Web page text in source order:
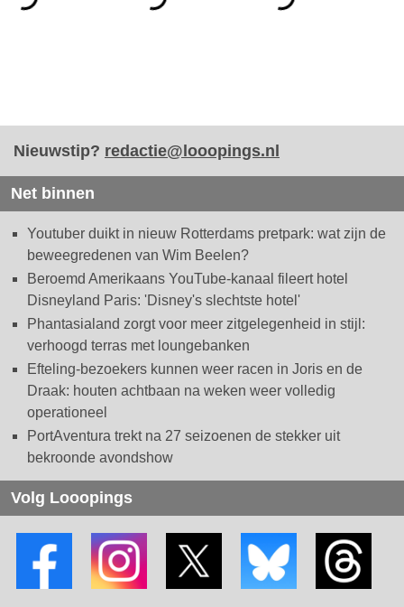
Nieuwstip? redactie@looopings.nl
Net binnen
Youtuber duikt in nieuw Rotterdams pretpark: wat zijn de
beweegredenen van Wim Beelen?
Beroemd Amerikaans YouTube-kanaal fileert hotel
Disneyland Paris: 'Disney's slechtste hotel'
Phantasialand zorgt voor meer zitgelegenheid in stijl:
verhoogd terras met loungebanken
Efteling-bezoekers kunnen weer racen in Joris en de
Draak: houten achtbaan na weken weer volledig
operationeel
PortAventura trekt na 27 seizoenen de stekker uit
bekroonde avondshow
Volg Looopings